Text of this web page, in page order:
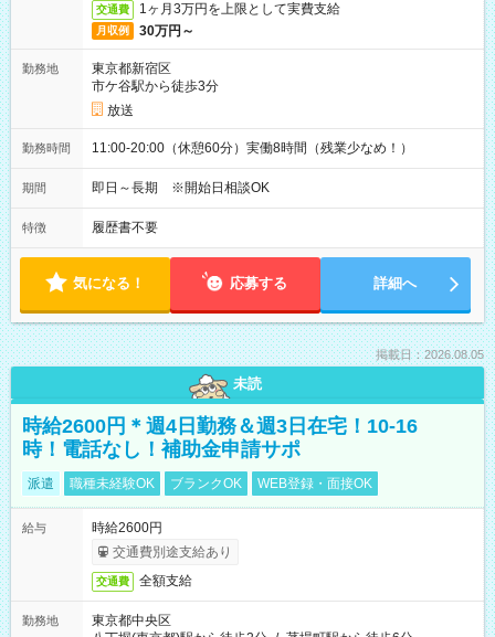
交通費 1ヶ月3万円を上限として実費支給
月収例 30万円～
勤務地
東京都新宿区
市ケ谷駅から徒歩3分
放送
勤務時間 11:00-20:00（休憩60分）実働8時間（残業少なめ！）
期間 即日～長期 ※開始日相談OK
特徴 履歴書不要
気になる！ 応募する 詳細へ
掲載日：2026.08.05
未読
時給2600円＊週4日勤務＆週3日在宅！10-16
時！電話なし！補助金申請サポ
派遣 職種未経験OK ブランクOK WEB登録・面接OK
給与
時給2600円
交通費別途支給あり
交通費 全額支給
勤務地
東京都中央区